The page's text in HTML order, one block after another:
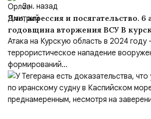
2 ч. назад
Зло, агрессия и посягательство. 6
годовщина вторжения ВСУ В
область
Атака на Курскую область в 2024 году
террористическое нападение
формирований...